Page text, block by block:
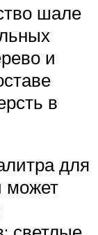
шале
и
в
для
может